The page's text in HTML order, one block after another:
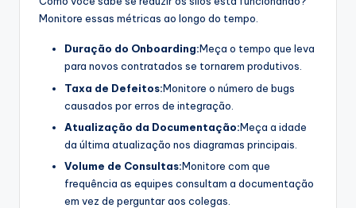
Monitore essas métricas ao longo do tempo.
Duração do Onboarding:Meça o tempo que leva
para novos contratados se tornarem produtivos.
Taxa de Defeitos:Monitore o número de bugs
causados por erros de integração.
Atualização da Documentação:Meça a idade
da última atualização nos diagramas principais.
Volume de Consultas:Monitore com que
frequência as equipes consultam a documentação
em vez de perguntar aos colegas.